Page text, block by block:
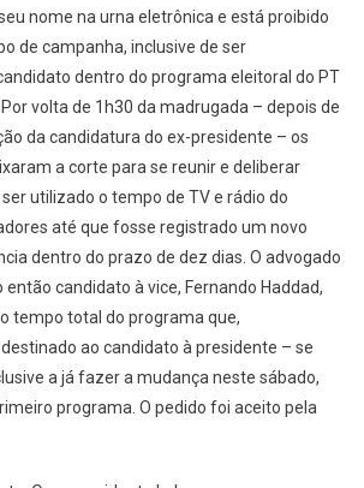
nome na urna eletrônica e está proibido
de campanha, inclusive de ser
dentro do programa eleitoral do PT
volta de 1h30 da madrugada – depois de
da candidatura do ex-presidente – os
a corte para se reunir e deliberar
utilizado o tempo de TV e rádio do
até que fosse registrado um novo
dentro do prazo de dez dias. O advogado
então candidato à vice, Fernando Haddad,
tempo total do programa que,
ao candidato à presidente – se
a já fazer a mudança neste sábado,
programa. O pedido foi aceito pela